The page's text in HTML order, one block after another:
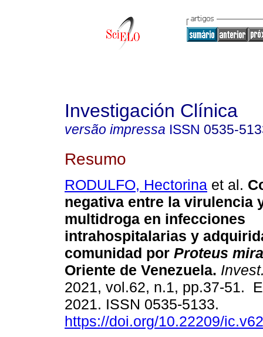
Investigación Clínica
versão impressa ISSN 0535-
Resumo
RODULFO, Hectorina et al.
negativa entre la virulencia
multidroga en infecciones
intrahospitalarias y
comunidad por Proteus
Oriente de Venezuela.
2021, vol.62, n.1, pp.37-51.
2021. ISSN 0535-5133.
https://doi.org/10.22209/